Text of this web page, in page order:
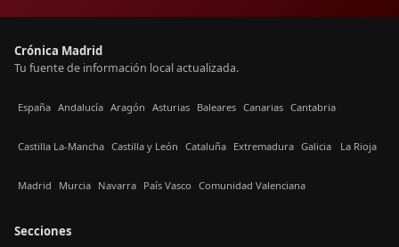
Crónica Madrid
Tu fuente de información local actualizada.
España Andalucía Aragón Asturias Baleares Canarias Cantabria
Castilla La-Mancha Castilla y León Cataluña Extremadura Galicia La Rioja
Madrid Murcia Navarra País Vasco Comunidad Valenciana
Secciones